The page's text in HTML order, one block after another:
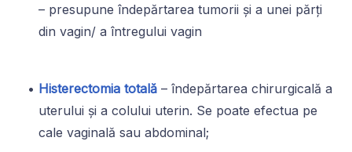
– presupune îndepărtarea tumorii și a unei părți
din vagin/ a întregului vagin
Histerectomia totală – îndepărtarea chirurgicală a
uterului și a colului uterin. Se poate efectua pe
cale vaginală sau abdominal;